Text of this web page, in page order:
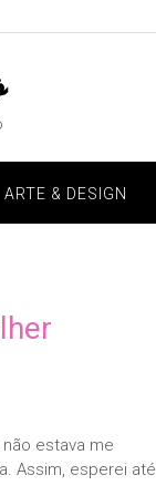
ARTE & DESIGN
estava me
Assim, esperei até